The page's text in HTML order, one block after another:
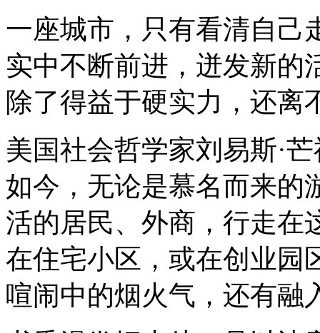
一座城市，只有看清自己
实中不断前进，迸发新的
除了得益于硬实力，还离
美国社会哲学家刘易斯·
如今，无论是慕名而来的
活的居民、外商，行走在
在住宅小区，或在创业园
喧闹中的烟火气，还有融